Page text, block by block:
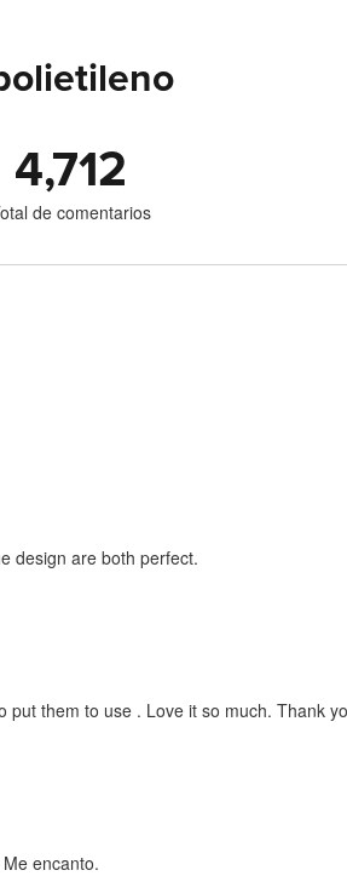
4,712
de comentarios
design are both perfect.
put them to use . Love it so much. Thank
encanto.